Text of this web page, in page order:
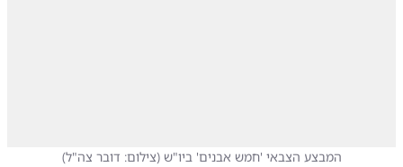
המבצע הצבאי 'חמש אבנים' ביו"ש (צילום: דובר צה"ל)